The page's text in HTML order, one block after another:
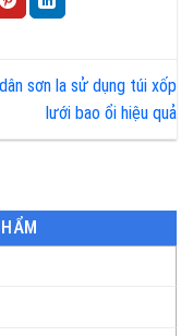
sơn la sử dụng túi xốp
lưới bao ổi hiệu quả